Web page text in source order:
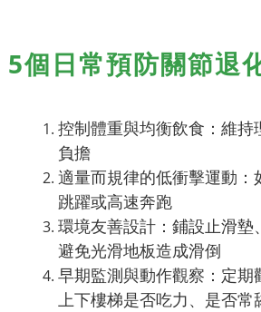
5個日常預防關節退
控制體重與均衡飲食：維持
負擔
適量而規律的低衝擊運動：
跳躍或高速奔跑
環境友善設計：鋪設止滑墊
避免光滑地板造成滑倒
早期監測與動作觀察：定期
上下樓梯是否吃力、是否常